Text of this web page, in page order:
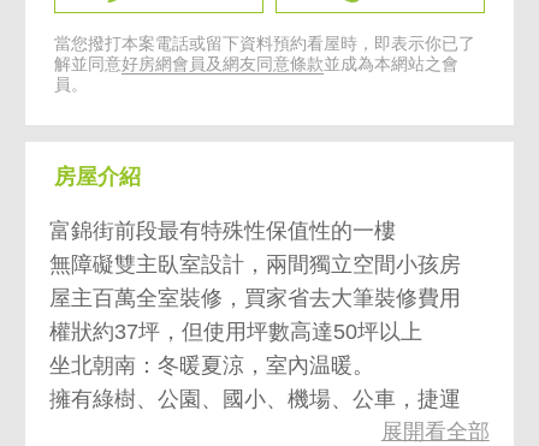
當您撥打本案電話或留下資料預約看屋時，即表示你已了
解並同意好房網會員及網友同意條款並成為本網站之會
員。
房屋介紹
富錦街前段最有特殊性保值性的一樓
無障礙雙主臥室設計，兩間獨立空間小孩房
屋主百萬全室裝修，買家省去大筆裝修費用
權狀約37坪，但使用坪數高達50坪以上
坐北朝南：冬暖夏涼，室內温暖。
擁有綠樹、公園、國小、機場、公車，捷運
無障礙雙主臥室設計，兩間獨立空間小孩房
展開看全部